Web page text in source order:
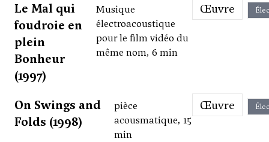
Le Mal qui
foudroie en
plein
Bonheur
(1997)
Musique
électroacoustique
pour le film vidéo du
même nom, 6 min
Œuvre
On Swings and
Folds (1998)
pièce
acousmatique, 15
min
Œuvre